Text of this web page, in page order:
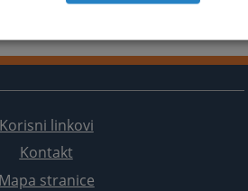
Korisni linkovi
Kontakt
Mapa stranice